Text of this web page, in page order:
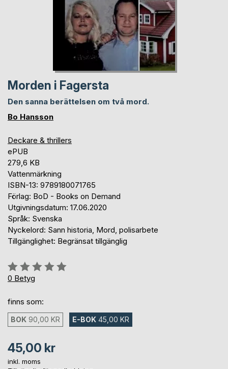
Morden i Fagersta
Den sanna berättelsen om två mord.
Bo Hansson
Deckare & thrillers
ePUB
279,6 KB
Vattenmärkning
ISBN-13: 9789180071765
Förlag: BoD - Books on Demand
Utgivningsdatum: 17.06.2020
Språk: Svenska
Nyckelord: Sann historia, Mord, polisarbete
Tillgänglighet: Begränsat tillgänglig
Betyg::
0%
0 Betyg
finns som:
BOK 90,00 KR E-BOK 45,00 KR
45,00 kr
inkl. moms